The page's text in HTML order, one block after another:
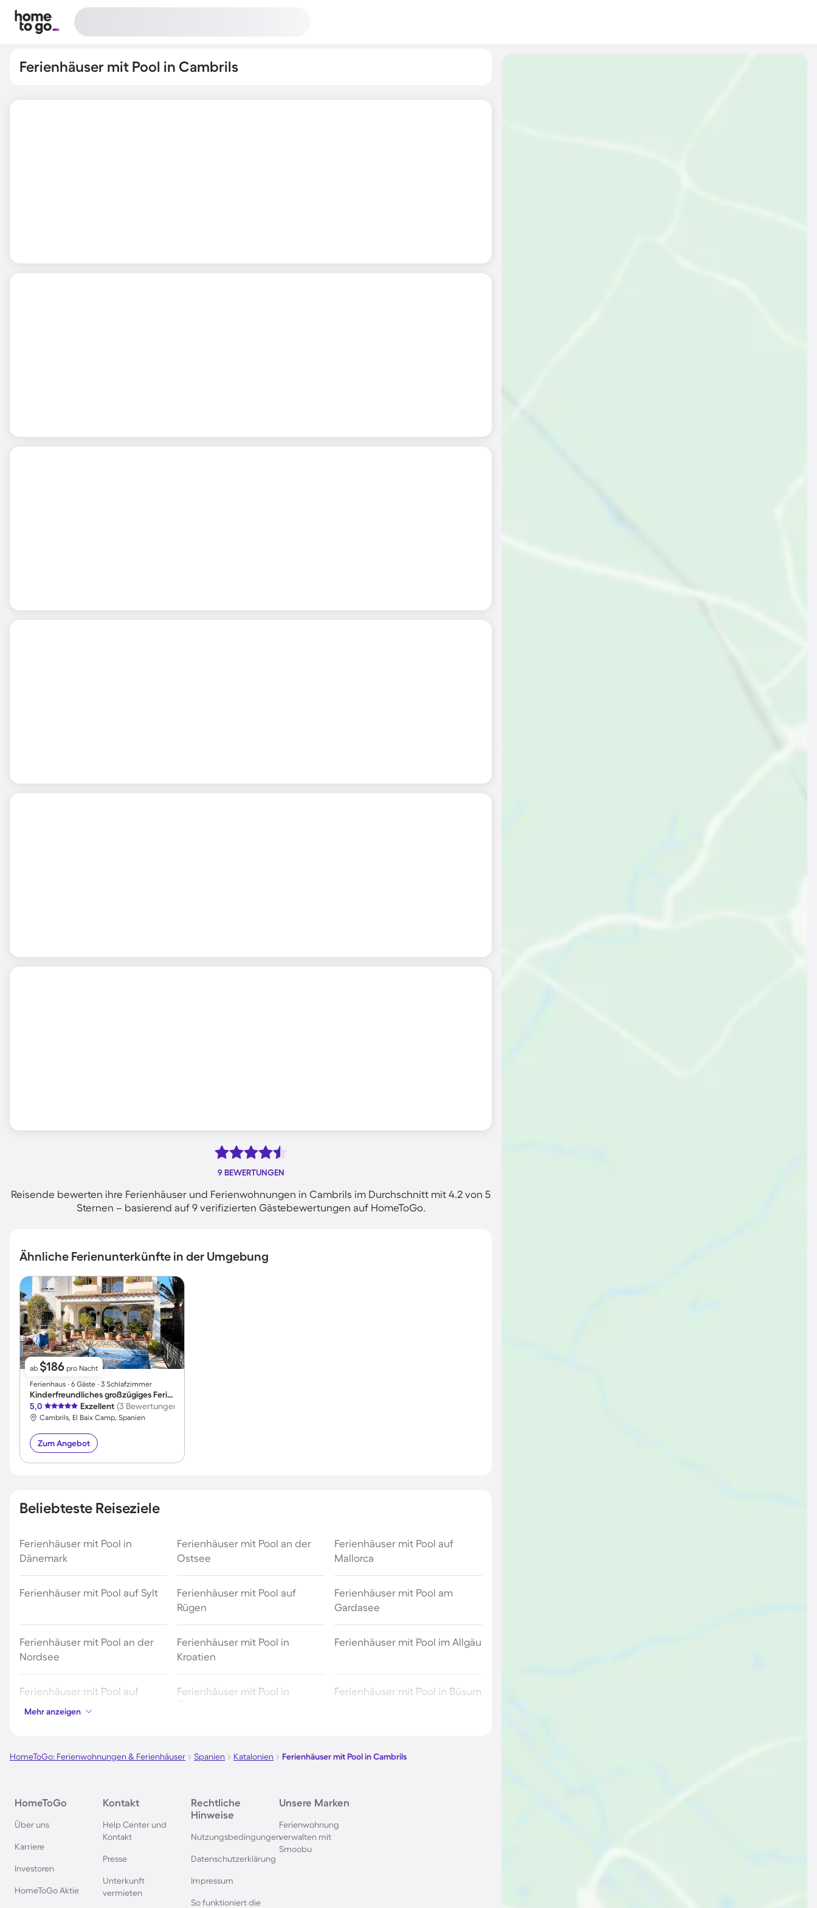
Ferienhäuser mit Pool in Cambrils
9 BEWERTUNGEN
Reisende bewerten ihre Ferienhäuser und Ferienwohnungen in Cambrils im Durchschnitt mit 4.2 von 5
Sternen – basierend auf 9 verifizierten Gästebewertungen auf HomeToGo.
Ähnliche Ferienunterkünfte in der Umgebung
ab $186 pro Nacht
Ferienhaus ∙ 6 Gäste ∙ 3 Schlafzimmer
Kinderfreundliches großzügiges Ferienhaus mit Grill, Terrasse und Pool | Meerblick | Nah am Strand | Hunde erlaubt
5,0
Exzellent (3 Bewertungen)
Cambrils, El Baix Camp, Spanien
Zum Angebot
Beliebteste Reiseziele
Ferienhäuser mit Pool in
Dänemark
Ferienhäuser mit Pool an der
Ostsee
Ferienhäuser mit Pool auf
Mallorca
Ferienhäuser mit Pool auf Sylt
Ferienhäuser mit Pool auf
Rügen
Ferienhäuser mit Pool am
Gardasee
Ferienhäuser mit Pool an der
Nordsee
Ferienhäuser mit Pool in
Kroatien
Ferienhäuser mit Pool im Allgäu
Ferienhäuser mit Pool auf
Fehmarn
Ferienhäuser mit Pool in
Ferienhäuser mit Pool in Büsum
Norddeich
Comer See
Schwarzwald
Oberstdorf
Ferienhäuser mit Pool in
Ferienhäuser mit Pool in Italien
Ferienhäuser mit Pool in
Ferienhäuser mit Pool in
Travemünde
Mehr anzeigen
HomeToGo: Ferienwohnungen & Ferienhäuser Spanien Katalonien Ferienhäuser mit Pool in Cambrils
HomeToGo
Über uns
Karriere
Investoren
HomeToGo Aktie
Kontakt
Help Center und
Kontakt
Presse
Unterkunft
vermieten
Rechtliche
Hinweise
Nutzungsbedingungen
Datenschutzerklärung
Impressum
So funktioniert die
Unsere Marken
Ferienwohnung
verwalten mit
Smoobu